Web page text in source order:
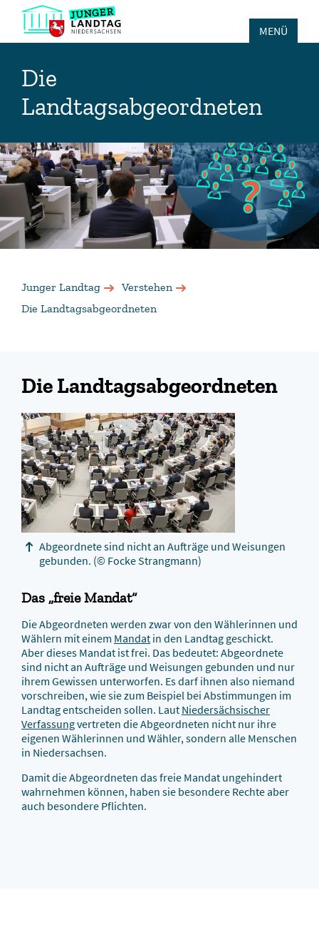
MENÜ
Die
Landtagsabgeordneten
Junger Landtag
Verstehen
Die Landtagsabgeordneten
Die Landtagsabgeordneten
Abgeordnete sind nicht an Aufträge und Weisungen
gebunden. (© Focke Strangmann)
Das „freie Mandat“
Die Abgeordneten werden zwar von den Wählerinnen und
Wählern mit einem Mandat in den Landtag geschickt.
Aber dieses Mandat ist frei. Das bedeutet: Abgeordnete
sind nicht an Aufträge und Weisungen gebunden und nur
ihrem Gewissen unterworfen. Es darf ihnen also niemand
vorschreiben, wie sie zum Beispiel bei Abstimmungen im
Landtag entscheiden sollen. Laut Niedersächsischer
Verfassungvertreten die Abgeordneten nicht nur ihre
eigenen Wählerinnen und Wähler, sondern alle Menschen
in Niedersachsen.
Damit die Abgeordneten das freie Mandat ungehindert
wahrnehmen können, haben sie besondere Rechte aber
auch besondere Pflichten.